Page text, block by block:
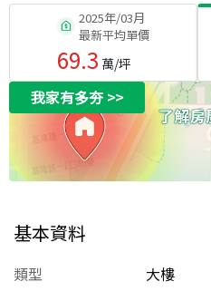
2025年/03月
最新平均單價
69.3 萬/坪
我家有多夯>>
基本資料
類型
大樓